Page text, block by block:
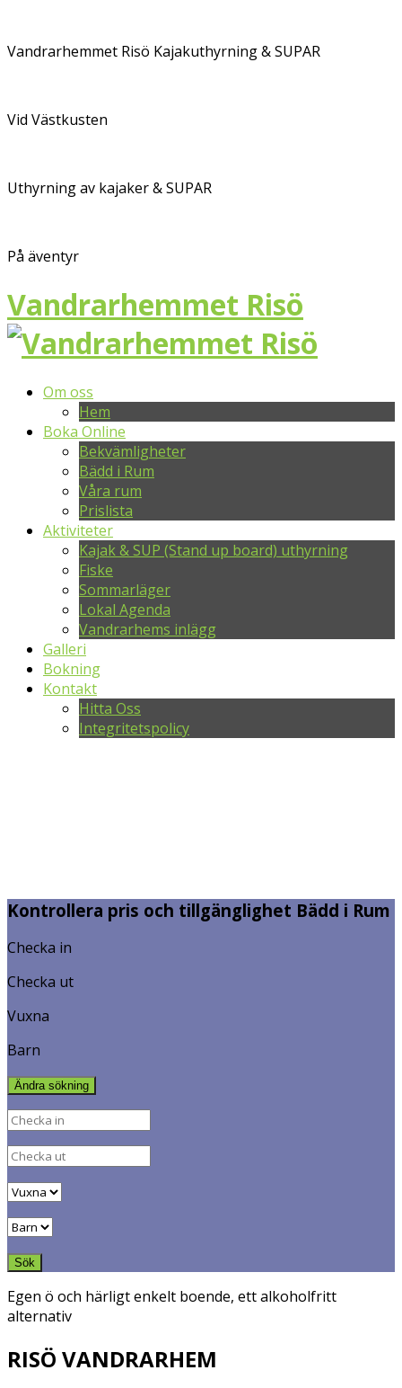
Vandrarhemmet Risö Kajakuthyrning & SUPAR
Vid Västkusten
Uthyrning av kajaker & SUPAR
På äventyr
Vandrarhemmet Risö
Om oss
Hem
Boka Online
Bekvämligheter
Bädd i Rum
Våra rum
Prislista
Aktiviteter
Kajak & SUP (Stand up board) uthyrning
Fiske
Sommarläger
Lokal Agenda
Vandrarhems inlägg
Galleri
Bokning
Kontakt
Hitta Oss
Integritetspolicy
Kontrollera pris och tillgänglighet Bädd i Rum
Checka in
Checka ut
Vuxna
Barn
Egen ö och härligt enkelt boende, ett alkoholfritt
alternativ
RISÖ VANDRARHEM